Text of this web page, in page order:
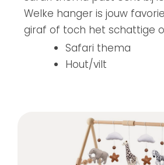
Welke hanger is jouw
giraf of toch het schattige
Safari thema
Hout/vilt